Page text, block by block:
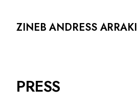
ZINEB ANDRESS ARRAKI
PRESS